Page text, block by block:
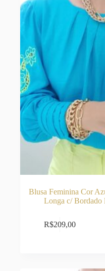
escolhidas
Blusa Feminina Cor
Longa c/ Bordado
R$209,00